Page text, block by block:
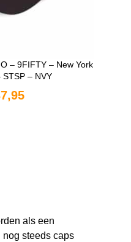
– 9FIFTY – New York
STSP – NVY
als een
steeds caps